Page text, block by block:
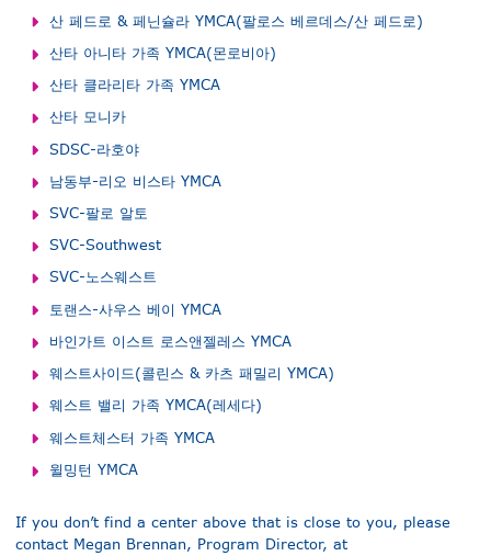
산 페드로 & 페닌슐라 YMCA(팔로스 베르데스/산 페드로)
산타 아니타 가족 YMCA(몬로비아)
산타 클라리타 가족 YMCA
산타 모니카
SDSC-라호야
남동부-리오 비스타 YMCA
SVC-팔로 알토
SVC-Southwest
SVC-노스웨스트
토랜스-사우스 베이 YMCA
바인가트 이스트 로스앤젤레스 YMCA
웨스트사이드(콜린스 & 카츠 패밀리 YMCA)
웨스트 밸리 가족 YMCA(레세다)
웨스트체스터 가족 YMCA
윌밍턴 YMCA
If you don’t find a center above that is close to you, please
contact Megan Brennan, Program Director, at